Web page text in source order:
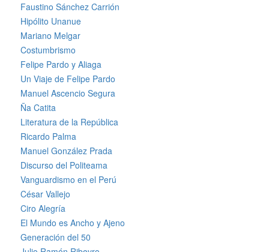
Faustino Sánchez Carrión
Hipólito Unanue
Mariano Melgar
Costumbrismo
Felipe Pardo y Aliaga
Un Viaje de Felipe Pardo
Manuel Ascencio Segura
Ña Catita
Literatura de la República
Ricardo Palma
Manuel González Prada
Discurso del Politeama
Vanguardismo en el Perú
César Vallejo
Ciro Alegría
El Mundo es Ancho y Ajeno
Generación del 50